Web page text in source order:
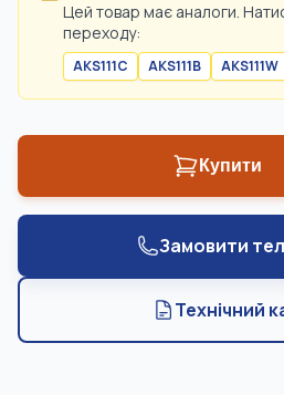
Цей товар має аналоги.
переходу:
AKS111C AKS111B AKS111W
Купити
Замовити
Технічний